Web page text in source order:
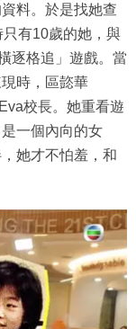
料。於是找她查
有10歲的她，與
逐格追」遊戲。當
時，區㦤華
校長。她重看遊
一個內向的女
她才不怕羞，和